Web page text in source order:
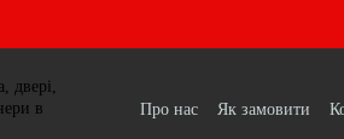
Про нас Як замовити